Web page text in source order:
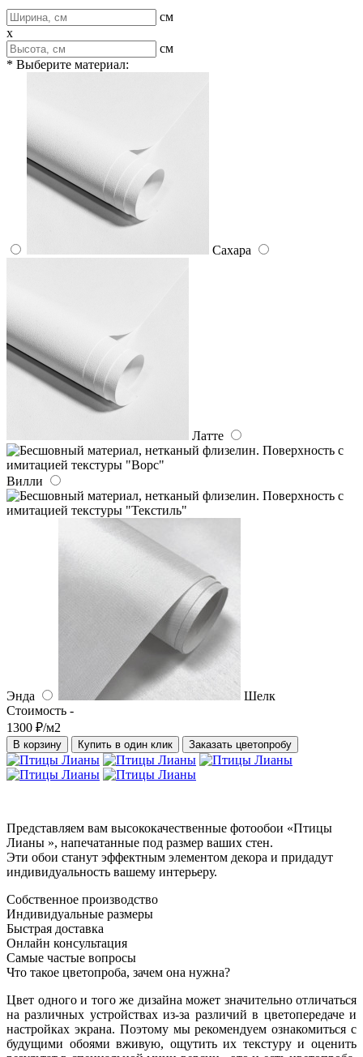
см
x
см
* Выберите материал:
Сахара
Латте
Вилли
Энда
Шелк
Стоимость -
1300 ₽/м2
В корзину Купить в один клик Заказать цветопробу
Представляем вам высококачественные фотообои «Птицы
Лианы », напечатанные под размер ваших стен.
Эти обои станут эффектным элементом декора и придадут
индивидуальность вашему интерьеру.
Собственное производство
Индивидуальные размеры
Быстрая доставка
Онлайн консультация
Самые частые вопросы
Что такое цветопроба, зачем она нужна?
Цвет одного и того же дизайна может значительно отличаться
на различных устройствах из-за различий в цветопередаче и
настройках экрана. Поэтому мы рекомендуем ознакомиться с
будущими обоями вживую, ощутить их текстуру и оценить